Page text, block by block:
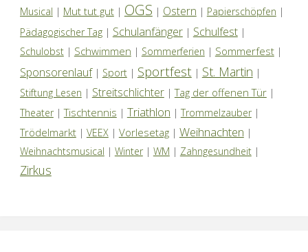
Musical | Mut tut gut| OGS | Ostern | Papierschöpfen |
Pädagogischer Tag| Schulanfänger| Schulfest|
Schulobst| Schwimmen | Sommerferien | Sommerfest|
Sponsorenlauf| Sport| Sportfest | St. Martin |
Stiftung Lesen | Streitschlichter|Tag der offenen Tür|
Theater|Tischtennis | Triathlon | Trommelzauber|
Trödelmarkt| VEEX| Vorlesetag| Weihnachten |
Weihnachtsmusical | Winter| WM | Zahngesundheit|
Zirkus